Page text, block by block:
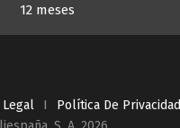
12 meses
Legal I Política De Privacidad